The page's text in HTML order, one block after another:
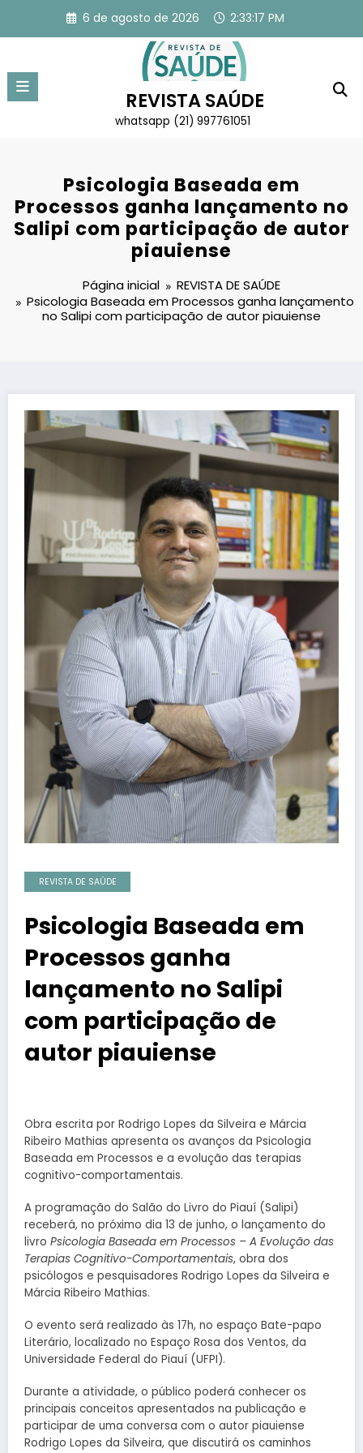
o
6 de agosto de 2026 2:33:17 PM
REVISTA SAÚDE
whatsapp (21) 997761051
Psicologia Baseada em
Processos ganha lançamento no
Salipi com participação de autor
piauiense
Página inicial
REVISTA DE SAÚDE
Psicologia Baseada em Processos ganha lançamento
no Salipi com participação de autor piauiense
REVISTA DE SAÚDE
Psicologia Baseada em
Processos ganha
lançamento no Salipi
com participação de
autor piauiense
Obra escrita por Rodrigo Lopes da Silveira e Márcia
Ribeiro Mathias apresenta os avanços da Psicologia
Baseada em Processos e a evolução das terapias
cognitivo-comportamentais.
A programação do Salão do Livro do Piauí (Salipi)
receberá, no próximo dia 13 de junho, o lançamento do
livro Psicologia Baseada em Processos – A Evolução das
Terapias Cognitivo-Comportamentais, obra dos
psicólogos e pesquisadores Rodrigo Lopes da Silveira e
Márcia Ribeiro Mathias.
O evento será realizado às 17h, no espaço Bate-papo
Literário, localizado no Espaço Rosa dos Ventos, da
Universidade Federal do Piauí (UFPI).
Durante a atividade, o público poderá conhecer os
principais conceitos apresentados na publicação e
participar de uma conversa com o autor piauiense
Rodrigo Lopes da Silveira, que discutirá os caminhos